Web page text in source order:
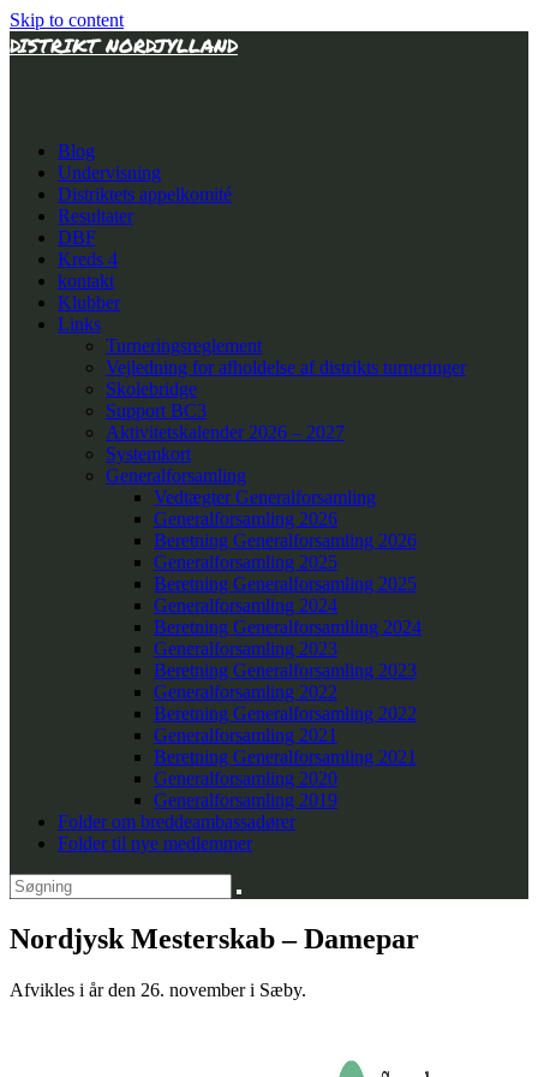
Skip to content
DISTRIKT NORDJYLLAND
Blog
Undervisning
Distriktets appelkomité
Resultater
DBF
Kreds 4
kontakt
Klubber
Links
Turneringsreglement
Vejledning for afholdelse af distrikts turneringer
Skolebridge
Support BC3
Aktivitetskalender 2026 – 2027
Systemkort
Generalforsamling
Vedtægter Generalforsamling
Generalforsamling 2026
Beretning Generalforsamling 2026
Generalforsamling 2025
Beretning Generalforsamling 2025
Generalforsamling 2024
Beretning Generalforsamlling 2024
Generalforsamling 2023
Beretning Generalforsamling 2023
Generalforsamling 2022
Beretning Generalforsamling 2022
Generalforsamling 2021
Beretning Generalforsamling 2021
Generalforsamling 2020
Generalforsamling 2019
Folder om breddeambassadører
Folder til nye medlemmer
Nordjysk Mesterskab – Damepar
Afvikles i år den 26. november i Sæby.